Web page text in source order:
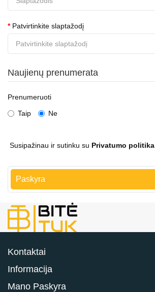
Patvirtinkite slaptažodį
Naujienų prenumerata
Prenumeruoti
Taip
Ne
Susipažinau ir sutinku su Privatumo politika
Paskyra
Kontaktai
Informacija
Mano Paskyra